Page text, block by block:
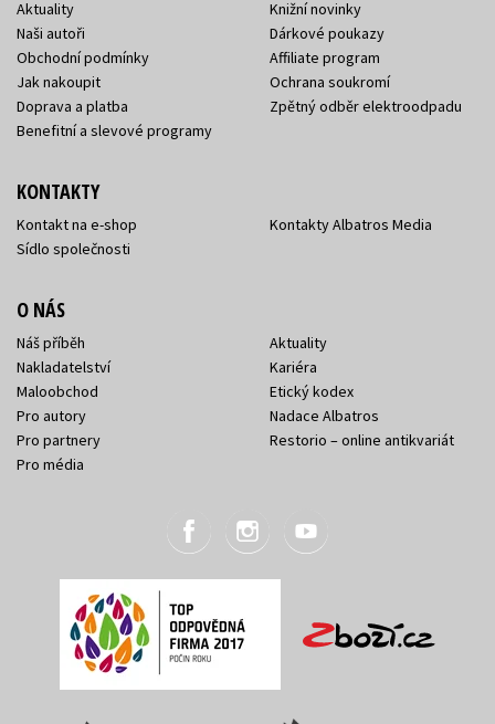
Aktuality
Naši autoři
Obchodní podmínky
Jak nakoupit
Doprava a platba
Benefitní a slevové programy
Knižní novinky
Dárkové poukazy
Affiliate program
Ochrana soukromí
Zpětný odběr elektroodpadu
KONTAKTY
Kontakt na e-shop
Sídlo společnosti
Kontakty Albatros Media
O NÁS
Náš příběh
Nakladatelství
Maloobchod
Pro autory
Pro partnery
Pro média
Aktuality
Kariéra
Etický kodex
Nadace Albatros
Restorio – online antikvariát